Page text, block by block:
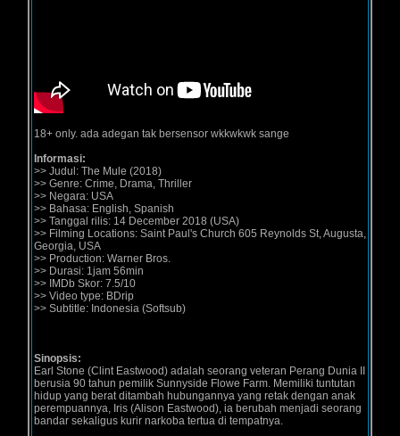
18+ only. ada adegan tak bersensor wkkwkwk sange
Informasi:
>> Judul: The Mule (2018)
>> Genre: Crime, Drama, Thriller
>> Negara: USA
>> Bahasa: English, Spanish
>> Tanggal rilis: 14 December 2018 (USA)
>> Filming Locations: Saint Paul's Church 605 Reynolds St, Augusta,
Georgia, USA
>> Production: Warner Bros.
>> Durasi: 1jam 56min
>> IMDb Skor: 7.5/10
>> Video type: BDrip
>> Subtitle: Indonesia (Softsub)
Sinopsis:
Earl Stone (Clint Eastwood) adalah seorang veteran Perang Dunia II
berusia 90 tahun pemilik Sunnyside Flowe Farm. Memiliki tuntutan
hidup yang berat ditambah hubungannya yang retak dengan anak
perempuannya, Iris (Alison Eastwood), ia berubah menjadi seorang
bandar sekaligus kurir narkoba tertua di tempatnya.